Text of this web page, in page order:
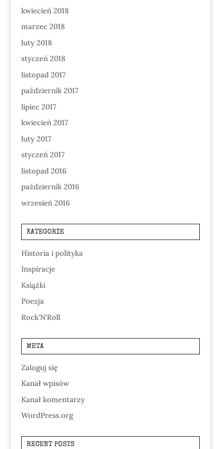
kwiecień 2018
marzec 2018
luty 2018
styczeń 2018
listopad 2017
październik 2017
lipiec 2017
kwiecień 2017
luty 2017
styczeń 2017
listopad 2016
październik 2016
wrzesień 2016
KATEGORIE
Historia i polityka
Inspiracje
Książki
Poezja
Rock'N'Roll
META
Zaloguj się
Kanał wpisów
Kanał komentarzy
WordPress.org
RECENT POSTS